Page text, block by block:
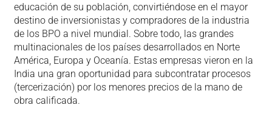
educación de su población, convirtiéndose en el mayor
destino de inversionistas y compradores de la industria
de los BPO a nivel mundial. Sobre todo, las grandes
multinacionales de los países desarrollados en Norte
América, Europa y Oceanía. Estas empresas vieron en la
India una gran oportunidad para subcontratar procesos
(tercerización) por los menores precios de la mano de
obra calificada.